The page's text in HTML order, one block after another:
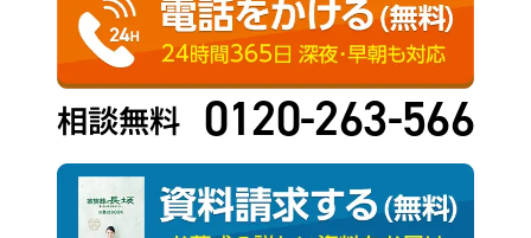
相談無料 0120-263-566